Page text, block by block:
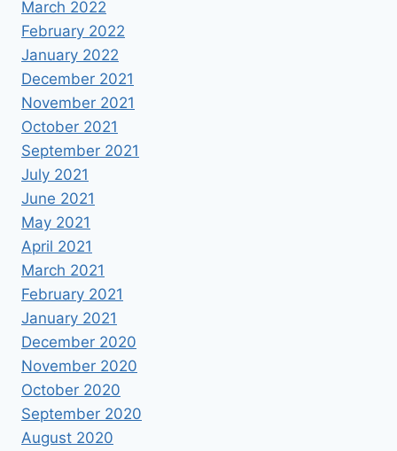
March 2022
February 2022
January 2022
December 2021
November 2021
October 2021
September 2021
July 2021
June 2021
May 2021
April 2021
March 2021
February 2021
January 2021
December 2020
November 2020
October 2020
September 2020
August 2020